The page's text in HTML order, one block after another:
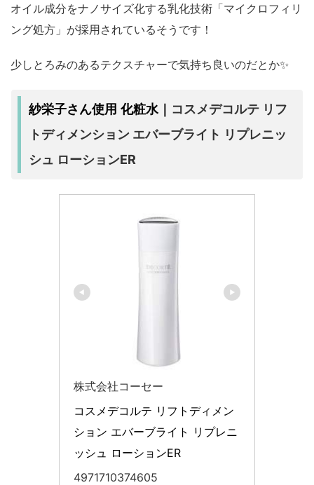
オイル成分をナノサイズ化する乳化技術「マイクロフィリ
ング処方」が採用されているそうです！
少しとろみのあるテクスチャーで気持ち良いのだとか✨
紗栄子さん使用 化粧水｜ コスメデコルテ リフ
トディメンション エバーブライト リプレニッ
シュ ローションER
株式会社コーセー
コスメデコルテ リフトディメン
ション エバーブライト リプレニ
ッシュ ローションER
4971710374605